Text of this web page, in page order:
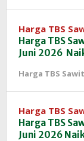
Harga TBS
Harga TBS
Juni 2026
Harga TBS Sawit
Harga TBS
Harga TBS
Juni 2026